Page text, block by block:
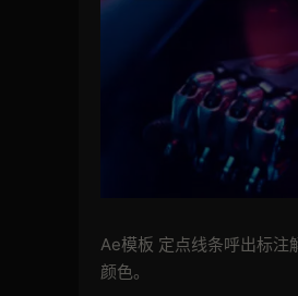
Ae模板 定点线条呼出标注
颜色。